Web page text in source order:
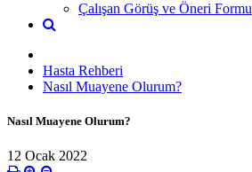
Çalışan Görüş ve Öneri Formu
Hasta Rehberi
Nasıl Muayene Olurum?
Nasıl Muayene Olurum?
12 Ocak 2022